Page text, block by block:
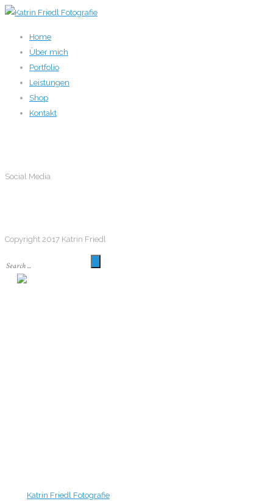
Home
Über mich
Portfolio
Leistungen
Shop
Kontakt
Social Media
Copyright 2017 Katrin Friedl